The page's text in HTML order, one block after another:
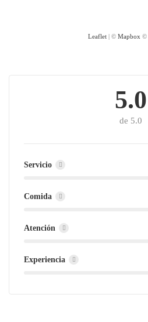
Leaflet | © Mapbox ©
5.0
de 5.0
Servicio
Comida
Atención
Experiencia